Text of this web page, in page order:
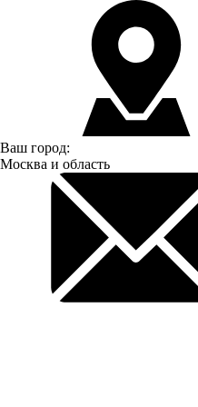
Ваш город:
Москва и область